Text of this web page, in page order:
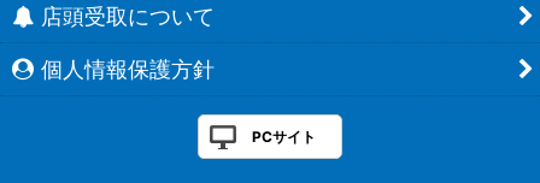
店頭受取について
個人情報保護方針
PCサイト